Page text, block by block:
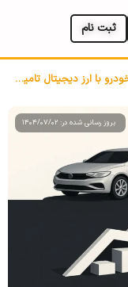
ثبت نام
با ارز دیجیتال تامین میشود
بروز رسانی شده در: 1404/07/02